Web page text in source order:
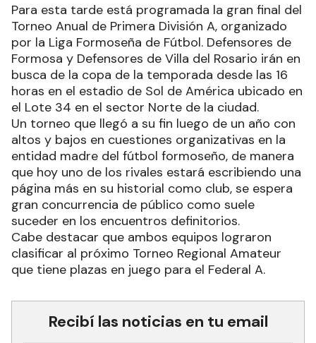
Para esta tarde está programada la gran final del
Torneo Anual de Primera División A, organizado
por la Liga Formoseña de Fútbol. Defensores de
Formosa y Defensores de Villa del Rosario irán en
busca de la copa de la temporada desde las 16
horas en el estadio de Sol de América ubicado en
el Lote 34 en el sector Norte de la ciudad.
Un torneo que llegó a su fin luego de un año con
altos y bajos en cuestiones organizativas en la
entidad madre del fútbol formoseño, de manera
que hoy uno de los rivales estará escribiendo una
página más en su historial como club, se espera
gran concurrencia de público como suele
suceder en los encuentros definitorios.
Cabe destacar que ambos equipos lograron
clasificar al próximo Torneo Regional Amateur
que tiene plazas en juego para el Federal A.
Recibí las noticias en tu email